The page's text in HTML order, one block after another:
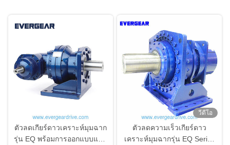
ตัวลดเกียร์ดาวเคราะห์มุมฉาก
รุ่น EQ พร้อมการออกแบบแบบ
วีดีโอ
ตัวลดความเร็วเกียร์ดาว
เคราะห์มุมฉากรุ่น EQ Series